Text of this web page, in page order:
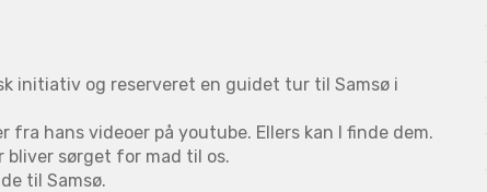
initiativ og reserveret en guidet tur til Samsø i
fra hans videoer på youtube. Ellers kan I finde dem.
bliver sørget for mad til os.
til Samsø.